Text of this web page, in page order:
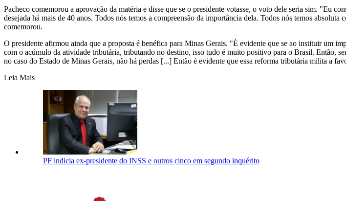
Pacheco comemorou a aprovação da matéria e disse que se o presidente votasse, o voto dele seria sim. "Eu
desejada há mais de 40 anos. Todos nós temos a compreensão da importância dela. Todos nós temos
comemorou.
O presidente afirmou ainda que a proposta é benéfica para Minas Gerais. "É evidente que se ao instituir um
com o acúmulo da atividade tributária, tributando no destino, isso tudo é muito positivo para o Brasil. Então,
no caso do Estado de Minas Gerais, não há perdas [...] Então é evidente que essa reforma tributária milita a
Leia Mais
PF indicia ex-presidente do INSS e outros cinco em segundo inquérito